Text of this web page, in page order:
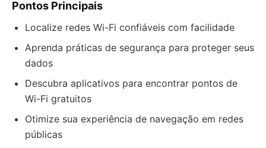
Pontos Principais
Localize redes Wi-Fi confiáveis com facilidade
Aprenda práticas de segurança para proteger seus
dados
Descubra aplicativos para encontrar pontos de
Wi-Fi gratuitos
Otimize sua experiência de navegação em redes
públicas